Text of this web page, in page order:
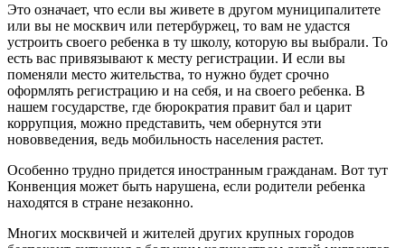
Это означает, что если вы живете в другом муниципалитете
или вы не москвич или петербуржец, то вам не удастся
устроить своего ребенка в ту школу, которую вы выбрали. То
есть вас привязывают к месту регистрации. И если вы
поменяли место жительства, то нужно будет срочно
оформлять регистрацию и на себя, и на своего ребенка. В
нашем государстве, где бюрократия правит бал и царит
коррупция, можно представить, чем обернутся эти
нововведения, ведь мобильность населения растет.
Особенно трудно придется иностранным гражданам. Вот тут
Конвенция может быть нарушена, если родители ребенка
находятся в стране незаконно.
Многих москвичей и жителей других крупных городов